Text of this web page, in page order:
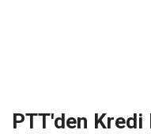
PTT'den Kredi